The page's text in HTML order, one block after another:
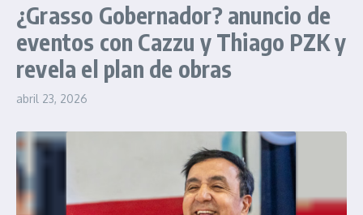
¿Grasso Gobernador? anuncio de
eventos con Cazzu y Thiago PZK y
revela el plan de obras
abril 23, 2026